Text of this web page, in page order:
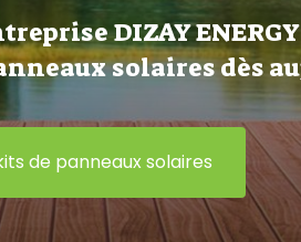
DIZAY
solaires dès
de panneaux solaires